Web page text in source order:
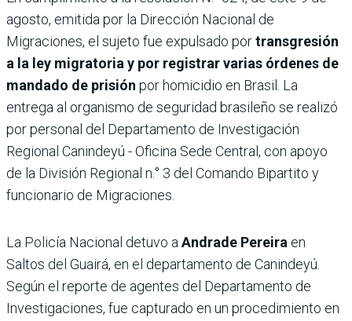
agosto, emitida por la Dirección Nacional de
Migraciones, el sujeto fue expulsado portransgresión
a la ley migratoria y por registrar varias órdenes de
mandado de prisión por homicidio en Brasil. La
entrega al organismo de seguridad brasileño se realizó
por personal del Departamento de Investigación
Regional Canindeyú - Oficina Sede Central, con apoyo
de la División Regional n.° 3 del Comando Bipartito y
funcionario de Migraciones.
La Policía Nacional detuvo aAndrade Pereira en
Saltos del Guairá, en el departamento de Canindeyú.
Según el reporte de agentes del Departamento de
Investigaciones, fue capturado en un procedimiento en